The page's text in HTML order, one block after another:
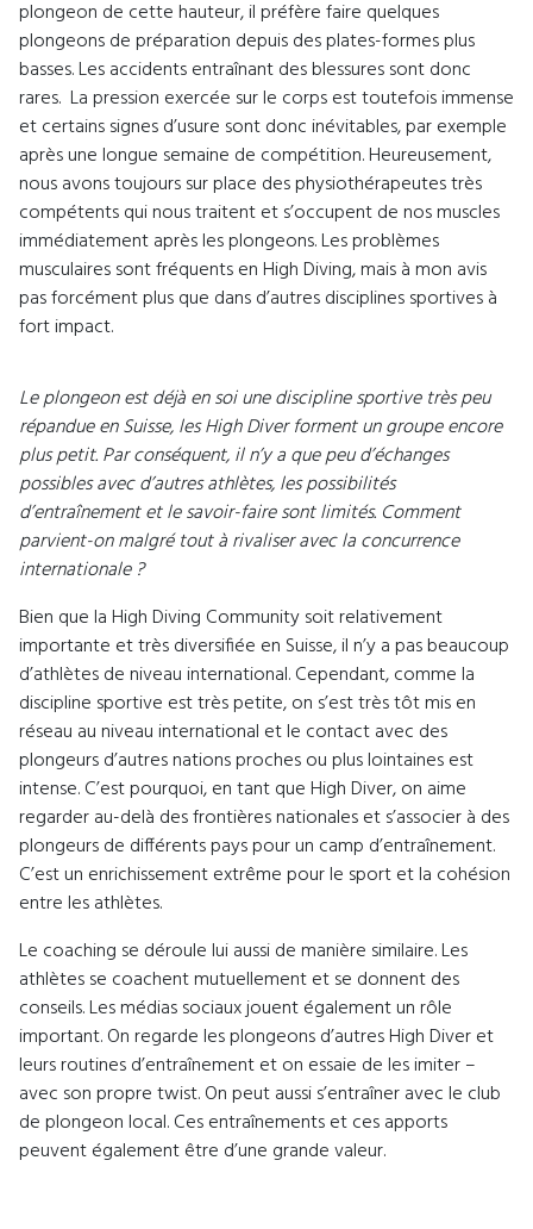
plongeon de cette hauteur, il préfère faire quelques
plongeons de préparation depuis des plates-formes plus
basses. Les accidents entraînant des blessures sont donc
rares. La pression exercée sur le corps est toutefois immense
et certains signes d’usure sont donc inévitables, par exemple
après une longue semaine de compétition. Heureusement,
nous avons toujours sur place des physiothérapeutes très
compétents qui nous traitent et s’occupent de nos muscles
immédiatement après les plongeons. Les problèmes
musculaires sont fréquents en High Diving, mais à mon avis
pas forcément plus que dans d’autres disciplines sportives à
fort impact.
Le plongeon est déjà en soi une discipline sportive très peu
répandue en Suisse, les High Diver forment un groupe encore
plus petit. Par conséquent, il n’y a que peu d’échanges
possibles avec d’autres athlètes, les possibilités
d’entraînement et le savoir-faire sont limités. Comment
parvient-on malgré tout à rivaliser avec la concurrence
internationale ?
Bien que la High Diving Community soit relativement
importante et très diversifiée en Suisse, il n’y a pas beaucoup
d’athlètes de niveau international. Cependant, comme la
discipline sportive est très petite, on s’est très tôt mis en
réseau au niveau international et le contact avec des
plongeurs d’autres nations proches ou plus lointaines est
intense. C’est pourquoi, en tant que High Diver, on aime
regarder au-delà des frontières nationales et s’associer à des
plongeurs de différents pays pour un camp d’entraînement.
C’est un enrichissement extrême pour le sport et la cohésion
entre les athlètes.
Le coaching se déroule lui aussi de manière similaire. Les
athlètes se coachent mutuellement et se donnent des
conseils. Les médias sociaux jouent également un rôle
important. On regarde les plongeons d’autres High Diver et
leurs routines d’entraînement et on essaie de les imiter –
avec son propre twist. On peut aussi s’entraîner avec le club
de plongeon local. Ces entraînements et ces apports
peuvent également être d’une grande valeur.